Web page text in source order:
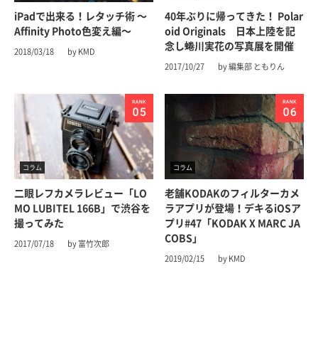
iPadで出来る！レタッチ術 〜
Affinity Photo色変え編〜
2018/03/18 by KMD
40年ぶりに帰ってきた！ Polar
oid Originals 日本上陸を記
念し蜷川実花の写真展を開催
2017/10/27 by 編集部 ともりん
コラム
二眼レフカメラレビュー「LO
MO LUBITEL 166B」で渋谷を
撮ってみた
2017/07/18 by 富竹次郎
コラム
老舗KODAKのフィルターカメ
ラアプリが登場！デキるiOSア
プリ#47「KODAK X MARC JA
COBS」
2019/02/15 by KMD